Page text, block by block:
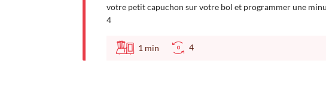
votre petit capuchon sur votre bol et programmer une
4
1 min 4